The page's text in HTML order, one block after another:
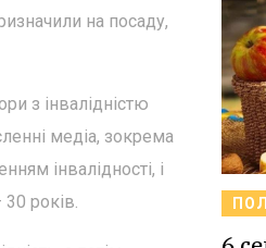
на посаду,
з інвалідністю
медіа, зокрема
інвалідності, і
років.